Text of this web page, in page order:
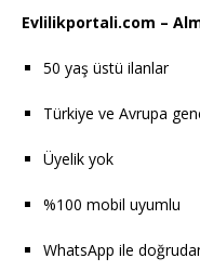
Evlilikportali.com –
50 yaş üstü ilanlar
Türkiye ve Avrupa
Üyelik yok
%100 mobil uyumlu
WhatsApp ile